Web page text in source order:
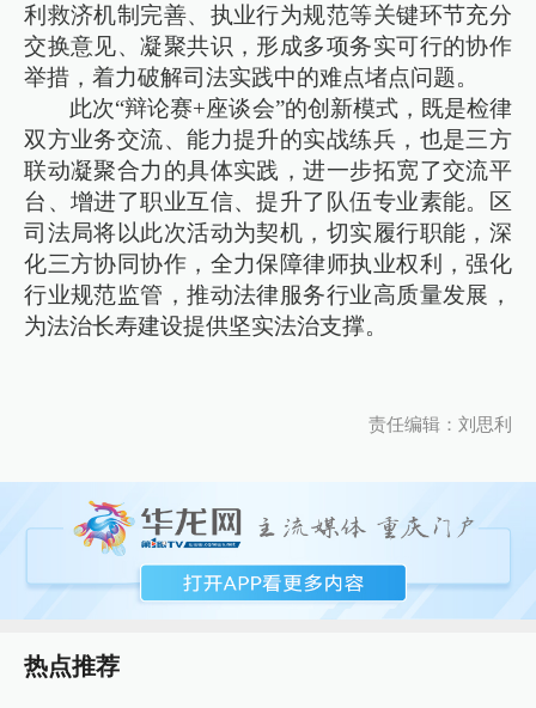
利救济机制完善、执业行为规范等关键环节充分
交换意见、凝聚共识，形成多项务实可行的协作
举措，着力破解司法实践中的难点堵点问题。
此次“辩论赛+座谈会”的创新模式，既是检律
双方业务交流、能力提升的实战练兵，也是三方
联动凝聚合力的具体实践，进一步拓宽了交流平
台、增进了职业互信、提升了队伍专业素能。区
司法局将以此次活动为契机，切实履行职能，深
化三方协同协作，全力保障律师执业权利，强化
行业规范监管，推动法律服务行业高质量发展，
为法治长寿建设提供坚实法治支撑。
责任编辑：刘思利
热点推荐